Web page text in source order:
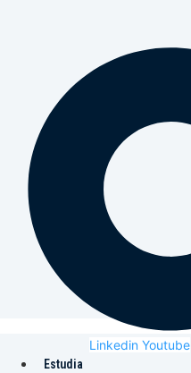
Linkedin Youtube
Estudia